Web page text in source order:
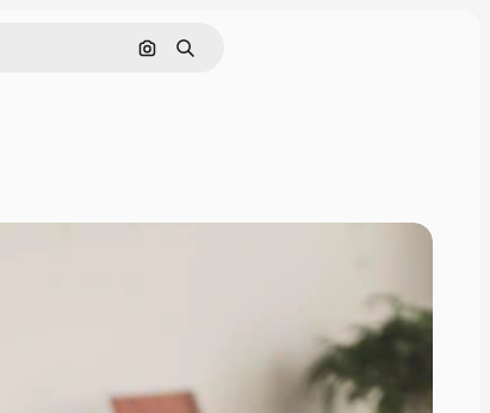
Поиск по изображению
Поиск